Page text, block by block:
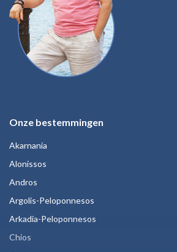
Onze bestemmingen
Akarnania
Alonissos
Andros
Argolis-Peloponnesos
Arkadia-Peloponnesos
Chios